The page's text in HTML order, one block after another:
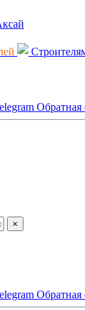
Обратная
×
Обратная